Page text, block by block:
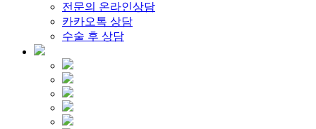
전문의 온라인상담
카카오톡 상담
수술 후 상담